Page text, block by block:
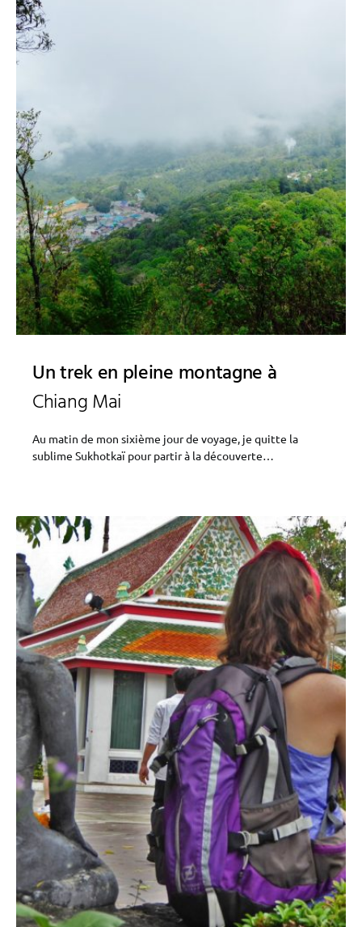
Un trek en pleine montagne à
Chiang Mai
Au matin de mon sixième jour de voyage, je quitte la
sublime Sukhotkaï pour partir à la découverte…